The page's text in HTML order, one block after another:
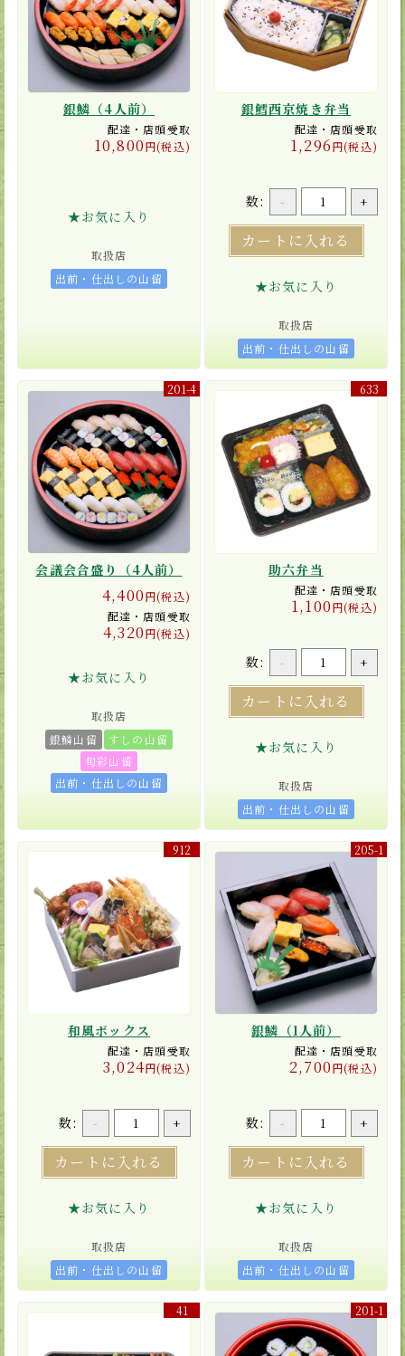
銀鱗（4人前）
配達・店頭受取
10,800円(税込)
★お気に入り
取扱店
出前・仕出しの山留
銀鱈西京焼き弁当
配達・店頭受取
1,296円(税込)
数: - +
カートに入れる
★お気に入り
取扱店
出前・仕出しの山留
201-4
会議会合盛り（4人前）
4,400円(税込)
配達・店頭受取
4,320円(税込)
★お気に入り
取扱店
銀鱗山留
すしの山留
旬彩山留
出前・仕出しの山留
633
助六弁当
配達・店頭受取
1,100円(税込)
数: - +
カートに入れる
★お気に入り
取扱店
出前・仕出しの山留
912
和風ボックス
配達・店頭受取
3,024円(税込)
数: - +
カートに入れる
★お気に入り
取扱店
出前・仕出しの山留
205-1
銀鱗（1人前）
配達・店頭受取
2,700円(税込)
数: - +
カートに入れる
★お気に入り
取扱店
出前・仕出しの山留
41 201-1